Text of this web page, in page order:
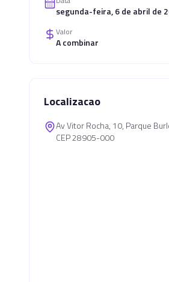
segunda-feira, 6 de abril de
Valor
A combinar
Localizacao
Av Vitor Rocha, 10, Parque
CEP 28905-000